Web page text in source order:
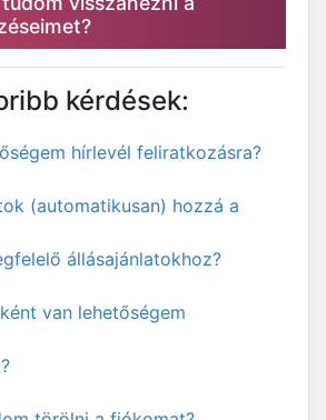
kérdések:
hírlevél feliratkozásra?
(automatikusan) hozzá a
állásajánlatokhoz?
van lehetőségem